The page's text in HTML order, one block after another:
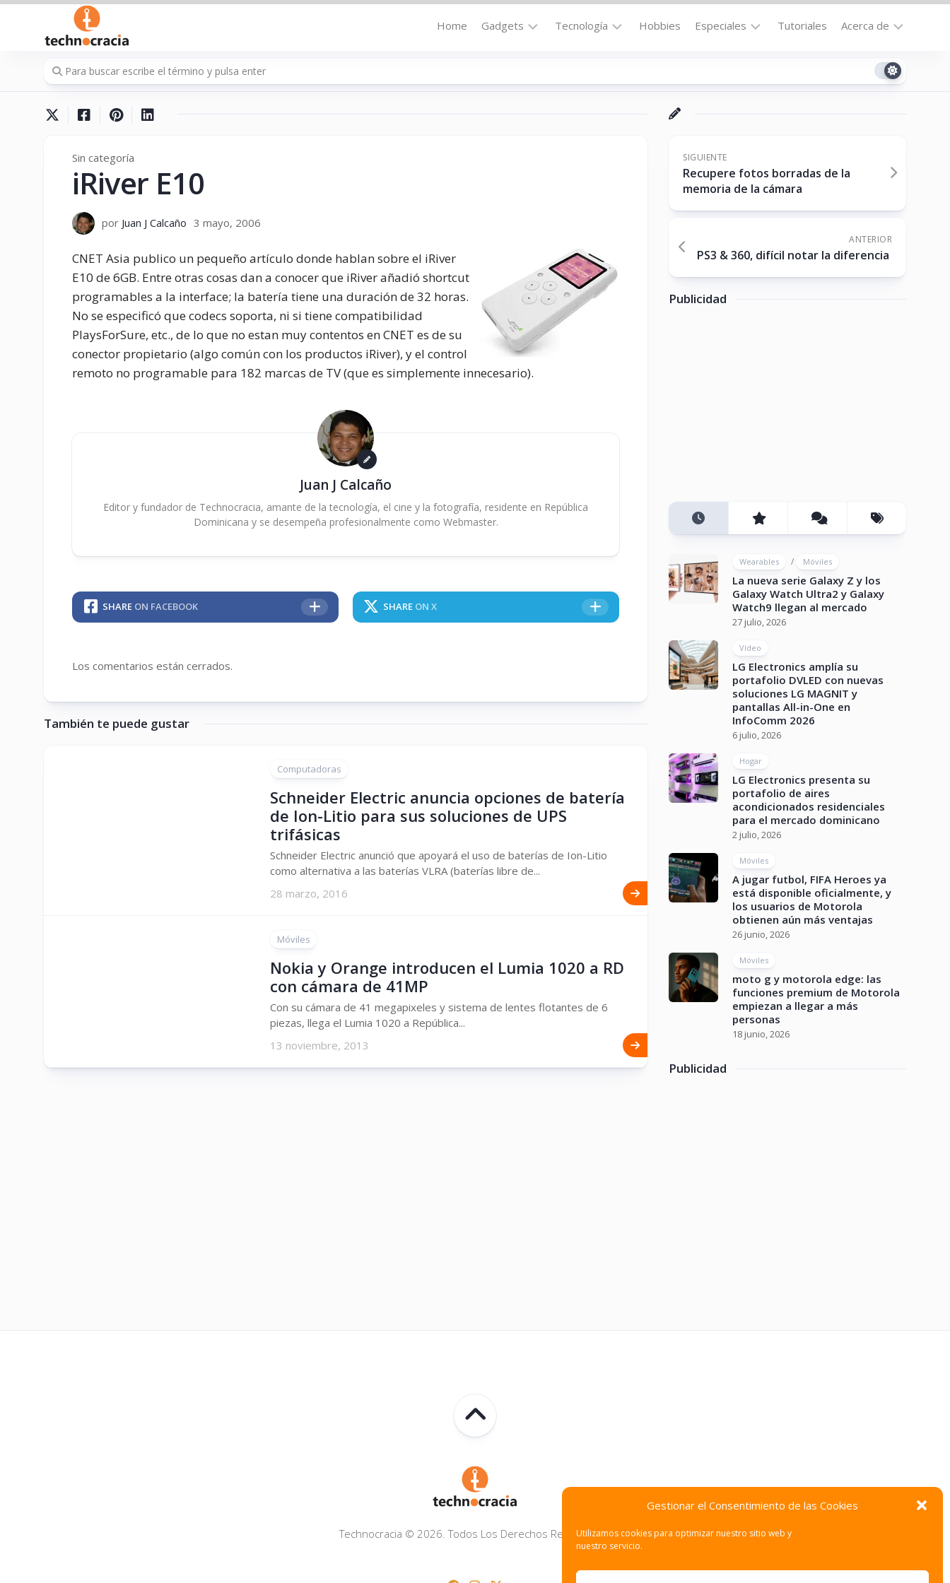
Gestionar el Consentimiento de las Cookies
Utilizamos cookies para optimizar nuestro sitio web y
nuestro servicio.
Saltar
contenido
Home Gadgets
Wearables
Tecnología
Salud
Transportación
Vídeo
Hobbies Especiales
la
Destacados
Downloads
No-
Tutoriales Acerca de
Contacto
(US)
Sin categoría
iRiver E10
por Juan J Calcaño 3 mayo, 2006
CNET Asia publico un pequeño artículo donde hablan sobre el iRiver
E10 de 6GB. Entre otras cosas dan a conocer que iRiver añadió shortcut
programables a la interface; la batería tiene una duración de 32 horas.
No se especificó que codecs soporta, ni si tiene compatibilidad
PlaysForSure, etc., de lo que no estan muy contentos en CNET es de su
conector propietario (algo común con los productos iRiver), y el control
remoto no programable para 182 marcas de TV (que es simplemente innecesario).
Juan J Calcaño
Editor y fundador de Technocracia, amante de la tecnología, el cine y la fotografía, residente en República
Dominicana y se desempeña profesionalmente como Webmaster.
SHARE ON FACEBOOK SHARE ON X
Los comentarios están cerrados.
También te puede gustar
Computadoras
Schneider Electric anuncia opciones de batería
de Ion-Litio para sus soluciones de UPS
trifásicas
Schneider Electric anunció que apoyará el uso de baterías de Ion-Litio
como alternativa a las baterías VLRA (baterías libre de...
28 marzo, 2016
Móviles
Nokia y Orange introducen el Lumia 1020 a RD
con cámara de 41MP
Con su cámara de 41 megapixeles y sistema de lentes flotantes de 6
piezas, llega el Lumia 1020 a República...
13 noviembre, 2013
SIGUIENTE
Recupere fotos borradas de la
memoria de la cámara
ANTERIOR
PS3 & 360, difícil notar la diferencia
Publicidad
Wearables / Móviles
La nueva serie Galaxy Z y los
Galaxy Watch Ultra2 y Galaxy
Watch9 llegan al mercado
27 julio, 2026
Vídeo
LG Electronics amplía su
portafolio DVLED con nuevas
soluciones LG MAGNIT y
pantallas All-in-One en
InfoComm 2026
6 julio, 2026
Hogar
LG Electronics presenta su
portafolio de aires
acondicionados residenciales
para el mercado dominicano
2 julio, 2026
Móviles
A jugar futbol, FIFA Heroes ya
está disponible oficialmente, y
los usuarios de Motorola
obtienen aún más ventajas
26 junio, 2026
Móviles
moto g y motorola edge: las
funciones premium de Motorola
empiezan a llegar a más
personas
18 junio, 2026
Publicidad
Technocracia © 2026. Todos Los Derechos Reservados.